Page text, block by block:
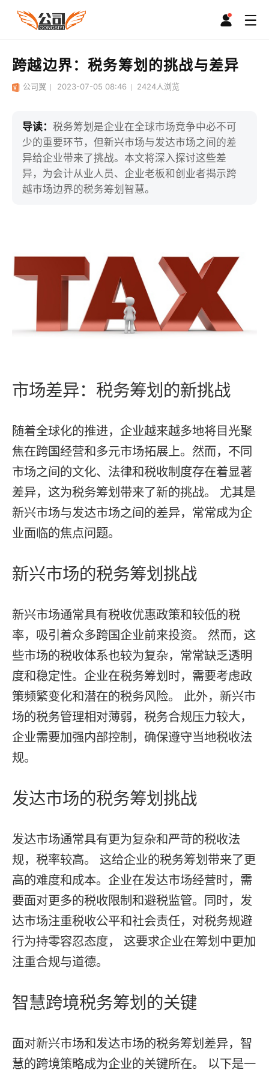
跨越边界：税务筹划的挑战与差异
公司翼 2023-07-05 08:46 2424人浏览
导读：税务筹划是企业在全球市场竞争中必不可
少的重要环节，但新兴市场与发达市场之间的差
异给企业带来了挑战。本文将深入探讨这些差
异，为会计从业人员、企业老板和创业者揭示跨
越市场边界的税务筹划智慧。
市场差异：税务筹划的新挑战
随着全球化的推进，企业越来越多地将目光聚
焦在跨国经营和多元市场拓展上。然而，不同
市场之间的文化、法律和税收制度存在着显著
差异，这为税务筹划带来了新的挑战。 尤其是
新兴市场与发达市场之间的差异，常常成为企
业面临的焦点问题。
新兴市场的税务筹划挑战
新兴市场通常具有税收优惠政策和较低的税
率，吸引着众多跨国企业前来投资。 然而，这
些市场的税收体系也较为复杂，常常缺乏透明
度和稳定性。企业在税务筹划时，需要考虑政
策频繁变化和潜在的税务风险。 此外，新兴市
场的税务管理相对薄弱，税务合规压力较大，
企业需要加强内部控制，确保遵守当地税收法
规。
发达市场的税务筹划挑战
发达市场通常具有更为复杂和严苛的税收法
规，税率较高。 这给企业的税务筹划带来了更
高的难度和成本。企业在发达市场经营时，需
要面对更多的税收限制和避税监管。同时，发
达市场注重税收公平和社会责任，对税务规避
行为持零容忍态度， 这要求企业在筹划中更加
注重合规与道德。
智慧跨境税务筹划的关键
面对新兴市场和发达市场的税务筹划差异，智
慧的跨境策略成为企业的关键所在。 以下是一